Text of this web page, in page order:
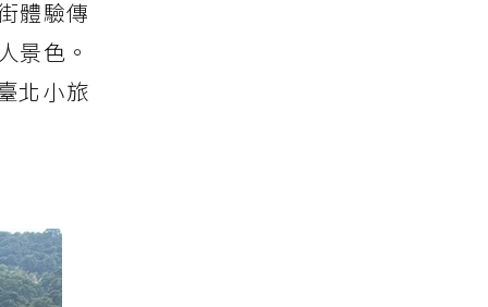
體驗傳
景色。
北小旅